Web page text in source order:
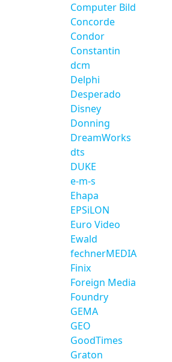
Computer Bild
Concorde
Condor
Constantin
dcm
Delphi
Desperado
Disney
Donning
DreamWorks
dts
DUKE
e-m-s
Ehapa
EPSiLON
Euro Video
Ewald
fechnerMEDIA
Finix
Foreign Media
Foundry
GEMA
GEO
GoodTimes
Graton